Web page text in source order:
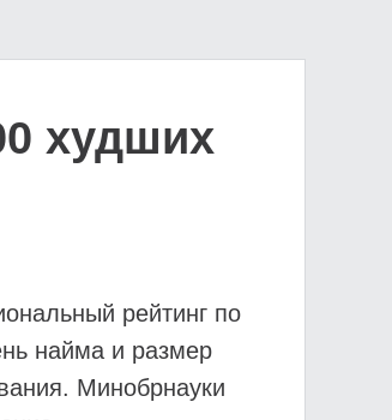
худших
рейтинг по
найма и размер
Минобрнауки